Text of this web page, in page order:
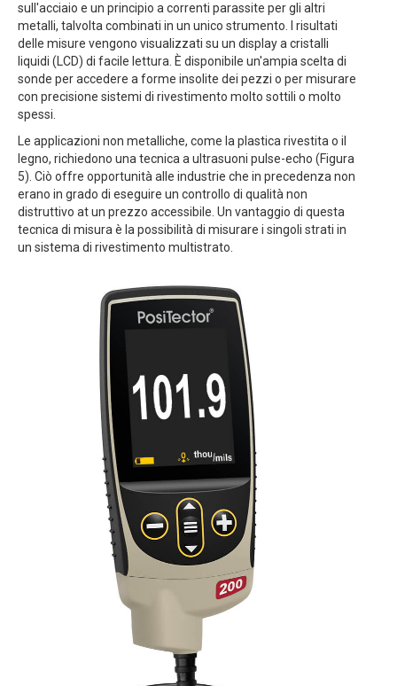
sull'acciaio e un principio a correnti parassite per gli altri
metalli, talvolta combinati in un unico strumento. I risultati
delle misure vengono visualizzati su un display a cristalli
liquidi (LCD) di facile lettura. È disponibile un'ampia scelta di
sonde per accedere a forme insolite dei pezzi o per misurare
con precisione sistemi di rivestimento molto sottili o molto
spessi.
Le applicazioni non metalliche, come la plastica rivestita o il
legno, richiedono una tecnica a ultrasuoni pulse-echo (Figura
5). Ciò offre opportunità alle industrie che in precedenza non
erano in grado di eseguire un controllo di qualità non
distruttivo at un prezzo accessibile. Un vantaggio di questa
tecnica di misura è la possibilità di misurare i singoli strati in
un sistema di rivestimento multistrato.